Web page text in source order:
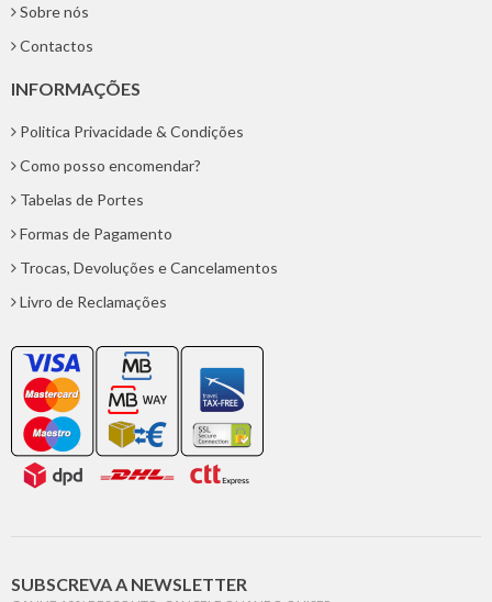
Sobre nós
Contactos
INFORMAÇÕES
Politica Privacidade & Condições
Como posso encomendar?
Tabelas de Portes
Formas de Pagamento
Trocas, Devoluções e Cancelamentos
Livro de Reclamações
SUBSCREVA A NEWSLETTER